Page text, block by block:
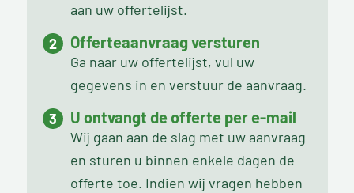
aan uw offertelijst.
Offerteaanvraag versturen
Ga naar uw offertelijst, vul uw
gegevens in en verstuur de aanvraag.
U ontvangt de offerte per e-mail
Wij gaan aan de slag met uw aanvraag
en sturen u binnen enkele dagen de
offerte toe. Indien wij vragen hebben